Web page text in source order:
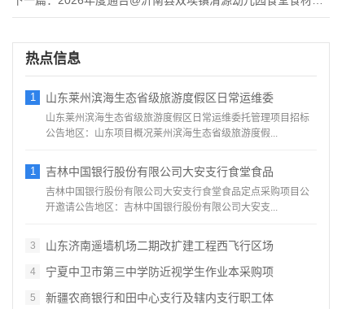
热点信息
1 山东莱州滨海生态省级旅游度假区日常运维委
山东莱州滨海生态省级旅游度假区日常运维委托管理项目招标
公告地区：山东项目概况莱州滨海生态省级旅游度假...
1 吉林中国银行股份有限公司大安支行食堂食品
吉林中国银行股份有限公司大安支行食堂食品定点采购项目公
开邀请公告地区：吉林中国银行股份有限公司大安支...
3 山东济南遥墙机场二期改扩建工程西飞行区场
4 宁夏中卫市第三中学防近视学生作业本采购项
5 新疆农商银行和田中心支行及辖内支行职工体